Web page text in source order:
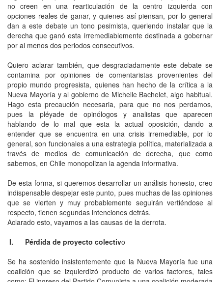
no creen en una rearticulación de la centro izquierda con
opciones reales de ganar, y quienes así piensan, por lo general
dan a este debate un tono pesimista, queriendo instalar que la
derecha que ganó esta irremediablemente destinada a gobernar
por al menos dos periodos consecutivos.
Quiero aclarar también, que desgraciadamente este debate se
contamina por opiniones de comentaristas provenientes del
propio mundo progresista, quienes han hecho de la crítica a la
Nueva Mayoría y al gobierno de Michelle Bachelet, algo habitual.
Hago esta precaución necesaria, para que no nos perdamos,
pues la pléyade de opinólogos y analistas que aparecen
hablando de lo mal que esta la actual oposición, dando a
entender que se encuentra en una crisis irremediable, por lo
general, son funcionales a una estrategia política, materializada a
través de medios de comunicación de derecha, que como
sabemos, en Chile monopolizan la agenda informativa.
De esta forma, si queremos desarrollar un análisis honesto, creo
indispensable despejar este punto, pues muchas de las opiniones
que se vierten y muy probablemente seguirán vertiéndose al
respecto, tienen segundas intenciones detrás.
Aclarado esto, vayamos a las causas de la derrota.
I. Pérdida de proyecto colectivo
Se ha sostenido insistentemente que la Nueva Mayoría fue una
coalición que se izquierdizó producto de varios factores, tales